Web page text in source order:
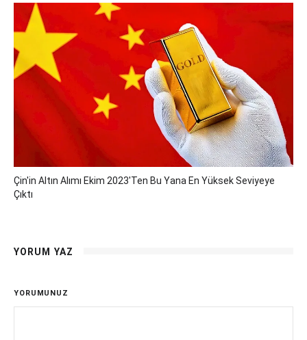
Çin'in Altın Alımı Ekim 2023'ten Bu Yana En Yüksek Seviyeye
Çıktı
YORUM YAZ
YORUMUNUZ